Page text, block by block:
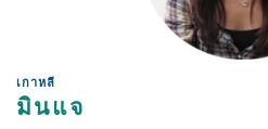
ความก้าวหน้าสู่มหาวิทยาลัย
ภาพรวมของโปรแกรม
เกาหลี
มินแจ